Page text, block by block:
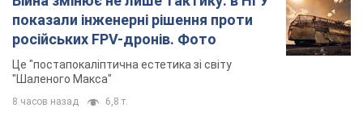
показали інженерні рішення проти
російських FPV-дронів. Фото
Це "постапокаліптична естетика зі світу
"Шаленого Макса"
8 часов назад 6,8 т.